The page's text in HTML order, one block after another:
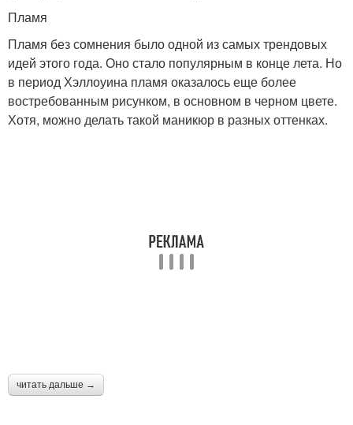
Пламя
Пламя без сомнения было одной из самых трендовых
идей этого года. Оно стало популярным в конце лета. Но
в период Хэллоуина пламя оказалось еще более
востребованным рисунком, в основном в черном цвете.
Хотя, можно делать такой маникюр в разных оттенках.
читать дальше →